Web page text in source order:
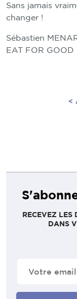
Sans jamais
changer !
Sébastien
EAT FOR GOOD
<
RECEVEZ LES
DANS
mail